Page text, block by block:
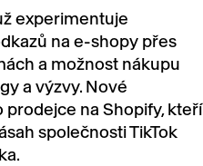
experimentuje
na e-shopy přes
a možnost nákupu
a výzvy. Nové
na Shopify, kteří
společnosti TikTok